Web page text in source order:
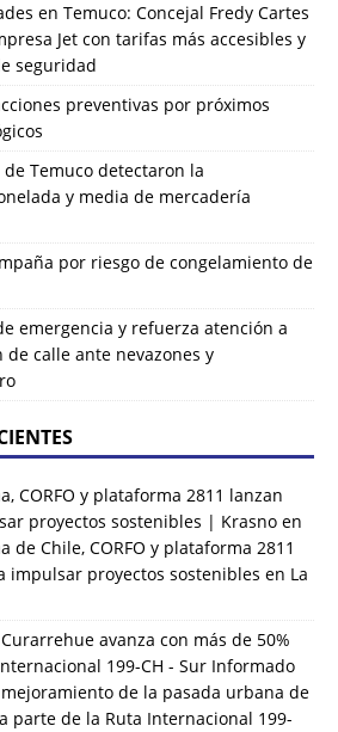
en Temuco: Concejal Fredy Cartes
Jet con tarifas más accesibles y
seguridad
preventivas por próximos
Temuco detectaron la
y media de mercadería
por riesgo de congelamiento de
emergencia y refuerza atención a
calle ante nevazones y
CORFO y plataforma 2811 lanzan
proyectos sostenibles | Krasno en
de Chile, CORFO y plataforma 2811
impulsar proyectos sostenibles en La
avanza con más de 50%
199-CH - Sur Informado
de la pasada urbana de
parte de la Ruta Internacional 199-